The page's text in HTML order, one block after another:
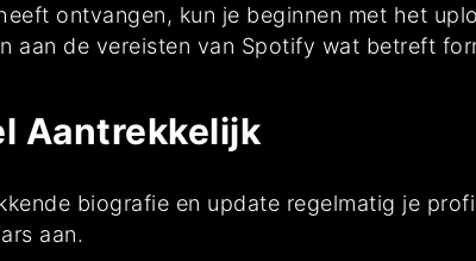
ontvangen, kun je beginnen met het
aan de vereisten van Spotify wat betreft
Aantrekkelijk
biografie en update regelmatig je
aan.